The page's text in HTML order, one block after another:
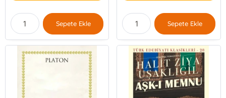
Sepete Ekle Sepete Ekle